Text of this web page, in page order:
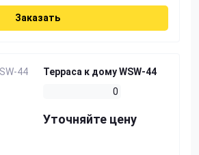
Заказать
Терраса к дому WSW-44
0
Уточняйте цену